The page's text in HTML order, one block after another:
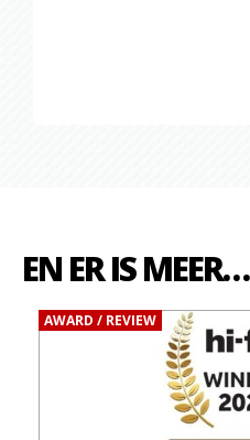
EN ER IS MEER…
AWARD / REVIEW